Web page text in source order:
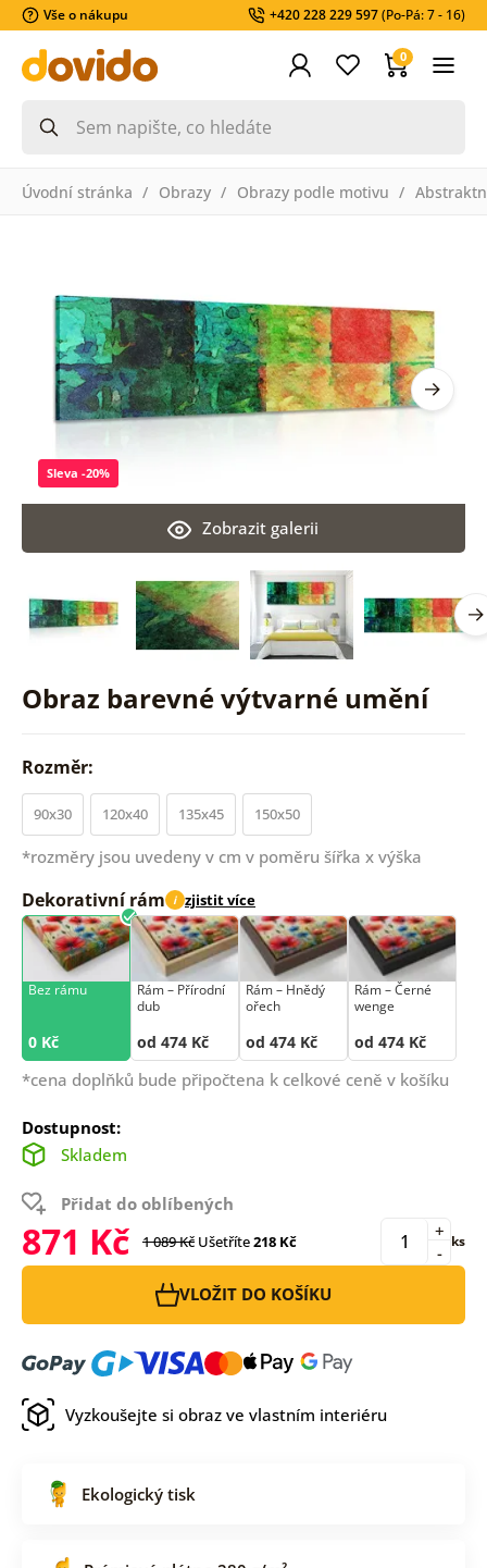
Vše o nákupu +420 228 229 597(Po-Pá: 7 - 16)
0
Úvodní stránka Obrazy Obrazy podle motivu
Obraz barevné výtvarné umění
Zobrazit galerii
Sleva -20%
Rozměr:
90x30 120x40 135x45 150x50
*rozměry jsou uvedeny v cm v poměru šířka x výška
Dekorativní rám i zjistit více
Bez rámu
0 Kč
Rám –⁠⁠⁠⁠⁠⁠ Přírodní
dub
od 474 Kč
Rám –⁠⁠⁠⁠⁠⁠ Hnědý
ořech
od 474 Kč
Rám –⁠⁠⁠⁠⁠⁠ Černé
wenge
od 474 Kč
*cena doplňků bude připočtena k celkové ceně v košíku
Dostupnost:
Skladem
Přidat do oblíbených
871 Kč 1 089 Kč Ušetříte218 Kč -
+ ks
VLOŽIT DO KOŠÍKU
Vyzkoušejte si obraz ve vlastním interiéru
Ekologický tisk